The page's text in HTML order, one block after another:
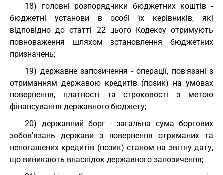
18) головні розпорядники бюджетних коштів -
бюджетні установи в особі їх керівників, які
відповідно до статті 22 цього Кодексу отримують
повноваження шляхом встановлення бюджетних
призначень;
19) державне запозичення - операції, пов'язані з
отриманням державою кредитів (позик) на умовах
повернення, платності та строковості з метою
фінансування державного бюджету;
20) державний борг - загальна сума боргових
зобов'язань держави з повернення отриманих та
непогашених кредитів (позик) станом на звітну дату,
що виникають внаслідок державного запозичення;